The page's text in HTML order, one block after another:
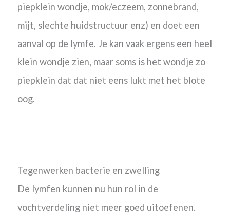
piepklein wondje, mok/eczeem, zonnebrand,
mijt, slechte huidstructuur enz) en doet een
aanval op de lymfe. Je kan vaak ergens een heel
klein wondje zien, maar soms is het wondje zo
piepklein dat dat niet eens lukt met het blote
oog.
Tegenwerken bacterie en zwelling
De lymfen kunnen nu hun rol in de
vochtverdeling niet meer goed uitoefenen.